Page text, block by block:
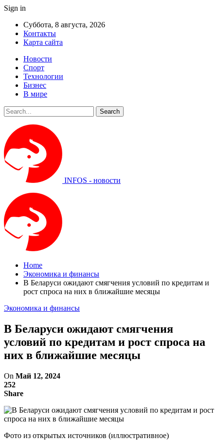
Sign in
Суббота, 8 августа, 2026
Контакты
Карта сайта
Новости
Спорт
Технологии
Бизнес
В мире
INFOS - новости
Home
Экономика и финансы
В Беларуси ожидают смягчения условий по кредитам и
рост спроса на них в ближайшие месяцы
Экономика и финансы
В Беларуси ожидают смягчения
условий по кредитам и рост спроса на
них в ближайшие месяцы
On Май 12, 2024
252
Share
Фото из открытых источников (иллюстративное)